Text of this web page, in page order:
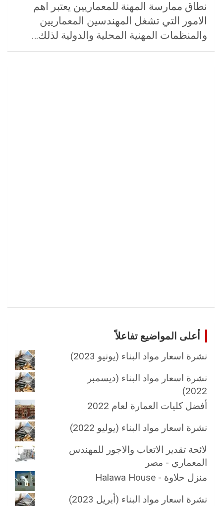
نطاق ممارسة المهنة للمعماريين يعتبر اهم
الامور التي تشغل المهندسين المعماريين
والمنظمات المهنية المحلية والدولية لذلك…
أعلى المواضيع تفاعلاً
نشرة اسعار مواد البناء (يونيو 2023)
نشرة اسعار مواد البناء (ديسمبر
2022)
أفضل كليات العمارة لعام 2022
نشرة اسعار مواد البناء (يوليو 2022)
لائحة تقدير الاتعاب والاجور للمهندس
المعماري - مصر
منزل حلاوة - Halawa House
نشرة اسعار مواد البناء (أبريل 2023)